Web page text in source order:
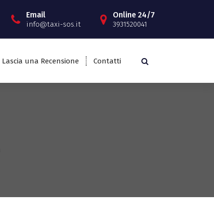
Email
info@taxi-sos.it
Online 24/7
3931520041
Lascia una Recensione Contatti